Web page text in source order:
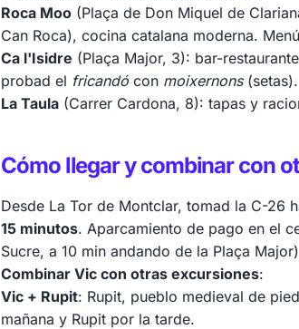
Roca Moo (Plaça de Don Miquel de
Can Roca), cocina catalana moderna.
Ca l'Isidre (Plaça Major, 3): bar-
probad el fricandó con moixernons(setas).
La Taula (Carrer Cardona, 8): tapas y
Cómo llegar y combinar con
Desde La Tor de Montclar, tomad la C-26
15 minutos. Aparcamiento de pago en el
Sucre, a 10 min andando de la Plaça
Combinar Vic con otras excursiones:
Vic + Rupit: Rupit, pueblo medieval de
mañana y Rupit por la tarde.